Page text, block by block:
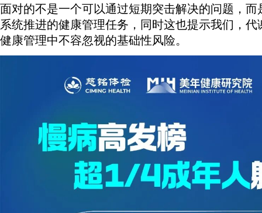
面对的不是一个可以通过短期突击解决的问题，
系统推进的健康管理任务，同时这也提示我们，
健康管理中不容忽视的基础性风险。